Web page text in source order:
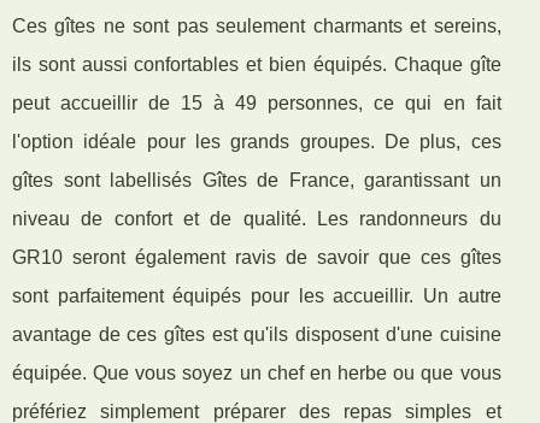
Ces gîtes ne sont pas seulement charmants et sereins,
ils sont aussi confortables et bien équipés. Chaque gîte
peut accueillir de 15 à 49 personnes, ce qui en fait
l'option idéale pour les grands groupes. De plus, ces
gîtes sont labellisés Gîtes de France, garantissant un
niveau de confort et de qualité. Les randonneurs du
GR10 seront également ravis de savoir que ces gîtes
sont parfaitement équipés pour les accueillir. Un autre
avantage de ces gîtes est qu'ils disposent d'une cuisine
équipée. Que vous soyez un chef en herbe ou que vous
préfériez simplement préparer des repas simples et